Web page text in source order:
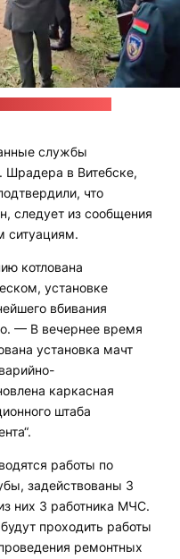
службы
Шрадера в Витебске,
что
следует из сообщения
ситуациям.
котлована
установке
вбивания
— В вечернее время
установка мачт
каркасная
штаба
работы по
задействованы 3
них 3 работника МЧС.
проходить работы
ремонтных